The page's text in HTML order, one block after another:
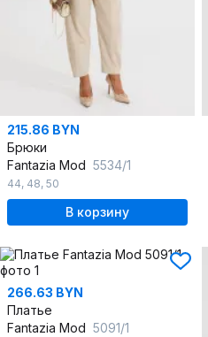
215.86 BYN
Брюки
Fantazia Mod 5534/1
44, 48, 50
В корзину
266.63 BYN
Платье
Fantazia Mod 5091/1